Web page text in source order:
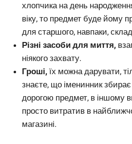
хлопчика на день
віку, то предмет буде йому
для старшого, навпаки,
Різні засоби для миття,
ніякого захвату.
Гроші, їх можна дарувати,
знаєте, що іменинник збирає
дорогою предмет, в іншому
просто витратив в
магазині.